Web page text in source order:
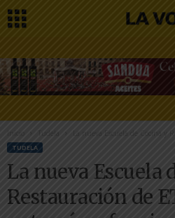
Inicio Tudela La nueva Escuela de Cocina y
TUDELA
La nueva Escuela
Restauración de